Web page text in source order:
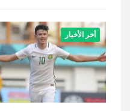
أخر الأخبار